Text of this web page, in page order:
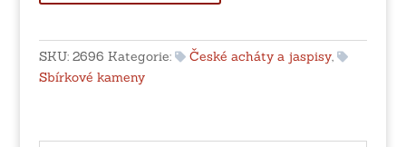
křišťálem
Morcinov
množství
SKU: 2696 Kategorie: České acháty a jaspisy,
Sbírkové kameny